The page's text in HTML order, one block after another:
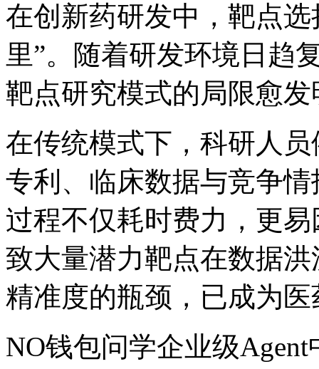
在创新药研发中，靶
里”。随着研发环境日趋复
靶点研究模式的局限愈发
在传统模式下，科研人员
专利、临床数据与竞争
过程不仅耗时费力，更
致大量潜力靶点在数据
精准度的瓶颈，已成
NO钱包问学企业级Agent中